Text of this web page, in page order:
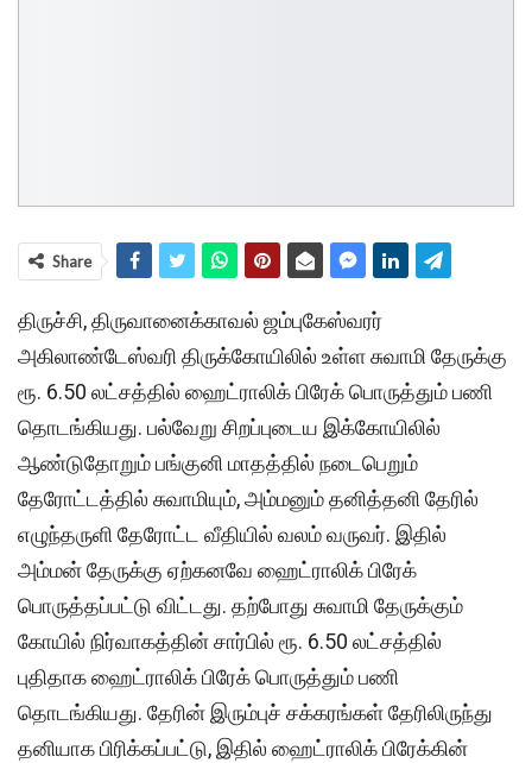
Share
திருச்சி, திருவானைக்காவல் ஜம்புகேஸ்வரர்
அகிலாண்டேஸ்வரி திருக்கோயிலில் உள்ள சுவாமி தேருக்கு
ரூ. 6.50 லட்சத்தில் ஹைட்ராலிக் பிரேக் பொருத்தும் பணி
தொடங்கியது. பல்வேறு சிறப்புடைய இக்கோயிலில்
ஆண்டுதோறும் பங்குனி மாதத்தில் நடைபெறும்
தேரோட்டத்தில் சுவாமியும், அம்மனும் தனித்தனி தேரில்
எழுந்தருளி தேரோட்ட வீதியில் வலம் வருவர். இதில்
அம்மன் தேருக்கு ஏற்கனவே ஹைட்ராலிக் பிரேக்
பொருத்தப்பட்டு விட்டது. தற்போது சுவாமி தேருக்கும்
கோயில் நிர்வாகத்தின் சார்பில் ரூ. 6.50 லட்சத்தில்
புதிதாக ஹைட்ராலிக் பிரேக் பொருத்தும் பணி
தொடங்கியது. தேரின் இரும்புச் சக்கரங்கள் தேரிலிருந்து
தனியாக பிரிக்கப்பட்டு, இதில் ஹைட்ராலிக் பிரேக்கின்